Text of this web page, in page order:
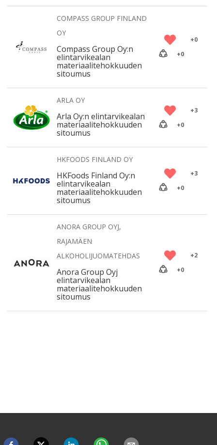
COMPASS GROUP FINLAND
OY
Compass Group Oy:n
elintarvikealan
materiaalitehokkuuden
sitoumus
+0
+0
ARLA OY
Arla Oy:n elintarvikealan
materiaalitehokkuuden
sitoumus
+3
+0
HKFOODS FINLAND OY
HKFoods Finland Oy:n
elintarvikealan
materiaalitehokkuuden
sitoumus
+3
+0
ANORA GROUP OYJ,
RAJAMÄEN
ALKOHOLIJUOMATEHDAS
Anora Group Oyj
elintarvikealan
materiaalitehokkuuden
sitoumus
+2
+0